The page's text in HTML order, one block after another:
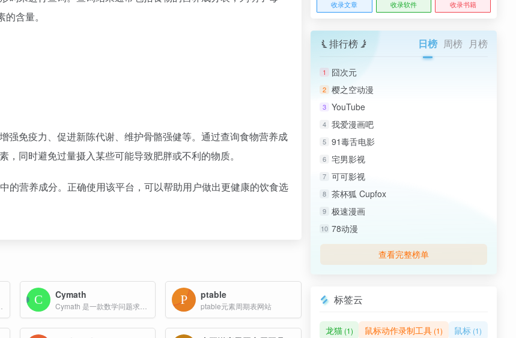
含量。
强免疫力、促进新陈代谢、维护骨骼强健等。通过查询食物营养成
同时避免过量摄入某些可能导致肥胖或不利的物质。
的营养成分。正确使用该平台，可以帮助用户做出更健康的饮食选
Cymath ptable
ptable元素周期表网站
收录文章 收录软件 收录书籍
排行榜 日榜 周榜 月榜
1 囧次元
2 樱之空动漫
3 YouTube
4 我爱漫画吧
5 91毒舌电影
6 宅男影视
7 可可影视
8 茶杯狐 Cupfox
9 极速漫画
10 78动漫
查看完整榜单
标签云
龙猫(1) 鼠标动作录制工具(1) 鼠标 (1)